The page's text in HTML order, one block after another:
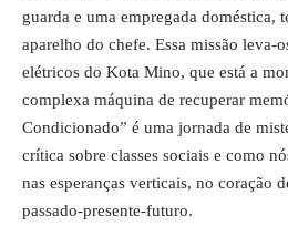
guarda e uma empregada doméstica,
aparelho do chefe. Essa missão leva-
elétricos do Kota Mino, que está a
complexa máquina de recuperar
Condicionado” é uma jornada de
crítica sobre classes sociais e como
nas esperanças verticais, no coração
passado-presente-futuro.